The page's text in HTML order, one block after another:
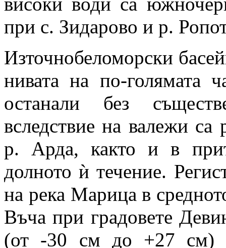
при с. Зидарово и р.
Източнобеломорски
нивата на по-голямата
останали без
вследствие на валежи са
р. Арда, както и в
долното ѝ течение.
на река Марица в
Въча при градовете
(от -30 см до +27 см)